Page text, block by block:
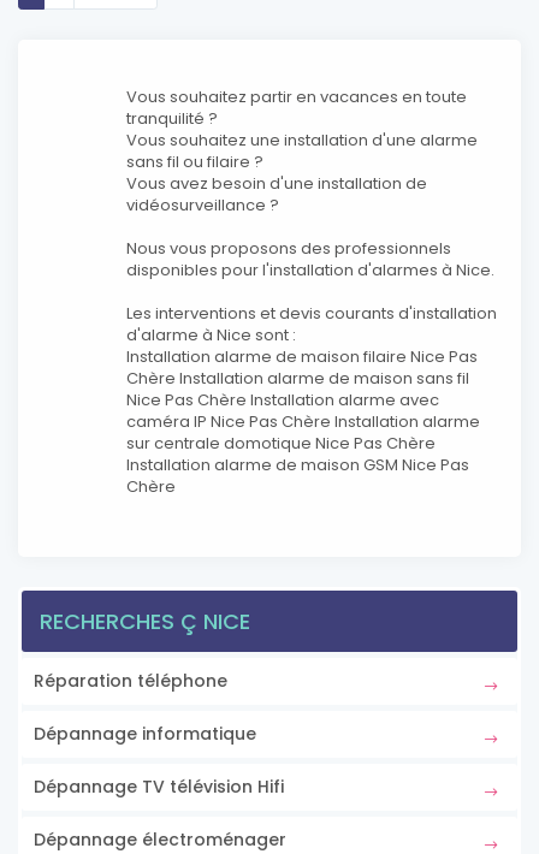
Vous souhaitez partir en vacances en toute
tranquilité ?
Vous souhaitez une installation d'une alarme
sans fil ou filaire ?
Vous avez besoin d'une installation de
vidéosurveillance ?
Nous vous proposons des professionnels
disponibles pour l'installation d'alarmes à Nice.
Les interventions et devis courants d'installation
d'alarme à Nice sont :
Installation alarme de maison filaire Nice Pas
Chère Installation alarme de maison sans fil
Nice Pas Chère Installation alarme avec
caméra IP Nice Pas Chère Installation alarme
sur centrale domotique Nice Pas Chère
Installation alarme de maison GSM Nice Pas
Chère
RECHERCHES Ç NICE
Réparation téléphone
Dépannage informatique
Dépannage TV télévision Hifi
Dépannage électroménager